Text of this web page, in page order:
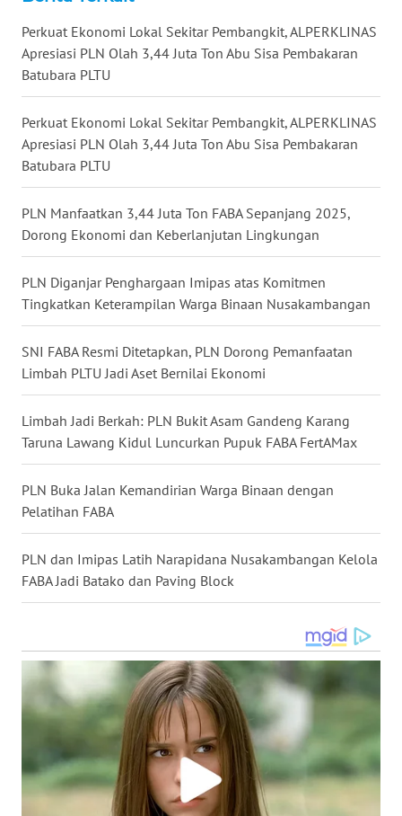
Perkuat Ekonomi Lokal Sekitar Pembangkit, ALPERKLINAS
Apresiasi PLN Olah 3,44 Juta Ton Abu Sisa Pembakaran
Batubara PLTU
Perkuat Ekonomi Lokal Sekitar Pembangkit, ALPERKLINAS
Apresiasi PLN Olah 3,44 Juta Ton Abu Sisa Pembakaran
Batubara PLTU
PLN Manfaatkan 3,44 Juta Ton FABA Sepanjang 2025,
Dorong Ekonomi dan Keberlanjutan Lingkungan
PLN Diganjar Penghargaan Imipas atas Komitmen
Tingkatkan Keterampilan Warga Binaan Nusakambangan
SNI FABA Resmi Ditetapkan, PLN Dorong Pemanfaatan
Limbah PLTU Jadi Aset Bernilai Ekonomi
Limbah Jadi Berkah: PLN Bukit Asam Gandeng Karang
Taruna Lawang Kidul Luncurkan Pupuk FABA FertAMax
PLN Buka Jalan Kemandirian Warga Binaan dengan
Pelatihan FABA
PLN dan Imipas Latih Narapidana Nusakambangan Kelola
FABA Jadi Batako dan Paving Block
TAPANULI
SELATAN
TANJUNG
LESUNG
WN
KARO
WN
SIMALUNGUN
WN
LABUHANBATU
WN
TENGAH
SERDANG
TEBING
TINGGI
PAKPAK
WN
KARAWANG
WN
BEKASI